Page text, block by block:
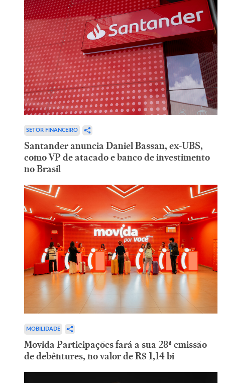
SETOR FINANCEIRO
Santander anuncia Daniel Bassan, ex-UBS,
como VP de atacado e banco de investimento
no Brasil
MOBILIDADE
Movida Participações fará a sua 28ª emissão
de debêntures, no valor de R$ 1,14 bi